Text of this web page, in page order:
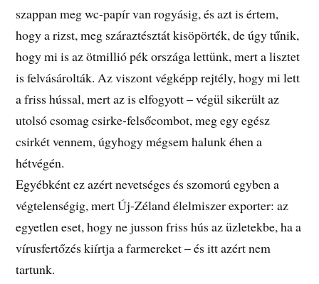
szappan meg wc-papír van rogyásig, és azt is értem,
hogy a rizst, meg száraztésztát kisöpörték, de úgy tűnik,
hogy mi is az ötmillió pék országa lettünk, mert a lisztet
is felvásárolták. Az viszont végképp rejtély, hogy mi lett
a friss hússal, mert az is elfogyott – végül sikerült az
utolsó csomag csirke-felsőcombot, meg egy egész
csirkét vennem, úgyhogy mégsem halunk éhen a
hétvégén.
Egyébként ez azért nevetséges és szomorú egyben a
végtelenségig, mert Új-Zéland élelmiszer exporter: az
egyetlen eset, hogy ne jusson friss hús az üzletekbe, ha a
vírusfertőzés kiírtja a farmereket – és itt azért nem
tartunk.